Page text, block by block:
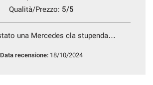
Qualità/Prezzo: 5/5
una Mercedes cla stupenda…
Data recensione: 18/10/2024